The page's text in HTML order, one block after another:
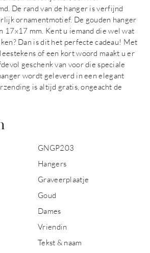
De rand van de hanger is verfijnd
ornamentmotief. De gouden hanger
17x17 mm. Kent u iemand die wel wat
Dan is dit het perfecte cadeau! Met
of een kort woord maakt u er
geschenk van voor die speciale
wordt geleverd in een elegant
is altijd gratis, ongeacht de
GNGP203
Hangers
Graveerplaatje
Goud
Dames
Vriendin
Tekst & naam